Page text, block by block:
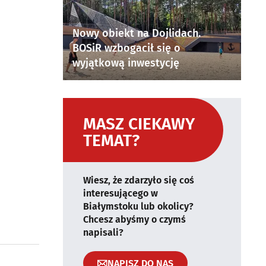
Nowy obiekt na Dojlidach.
BOSiR wzbogacił się o
wyjątkową inwestycję
MASZ CIEKAWY
TEMAT?
Wiesz, że zdarzyło się coś
interesującego w
Białymstoku lub okolicy?
Chcesz abyśmy o czymś
napisali?
NAPISZ DO NAS